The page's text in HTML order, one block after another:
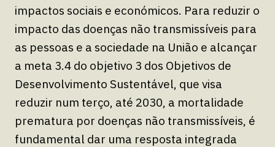
impactos sociais e económicos. Para reduzir o
impacto das doenças não transmissíveis para
as pessoas e a sociedade na União e alcançar
a meta 3.4 do objetivo 3 dos Objetivos de
Desenvolvimento Sustentável, que visa
reduzir num terço, até 2030, a mortalidade
prematura por doenças não transmissíveis, é
fundamental dar uma resposta integrada